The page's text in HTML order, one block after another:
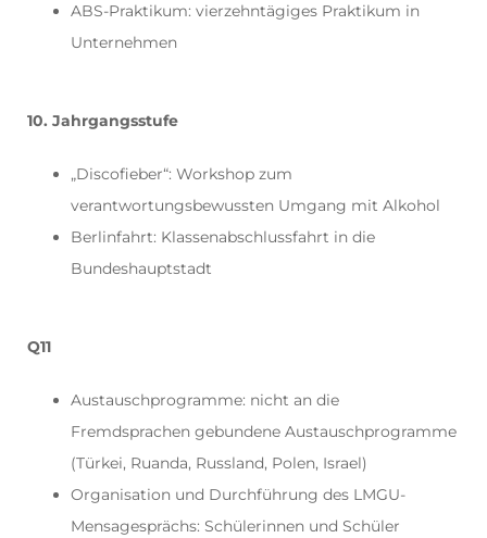
ABS-Praktikum: vierzehntägiges Praktikum in
Unternehmen
10. Jahrgangsstufe
„Discofieber“: Workshop zum
verantwortungsbewussten Umgang mit Alkohol
Berlinfahrt: Klassenabschlussfahrt in die
Bundeshauptstadt
Q11
Austauschprogramme: nicht an die
Fremdsprachen gebundene Austauschprogramme
(Türkei, Ruanda, Russland, Polen, Israel)
Organisation und Durchführung des LMGU-
Mensagesprächs: Schülerinnen und Schüler